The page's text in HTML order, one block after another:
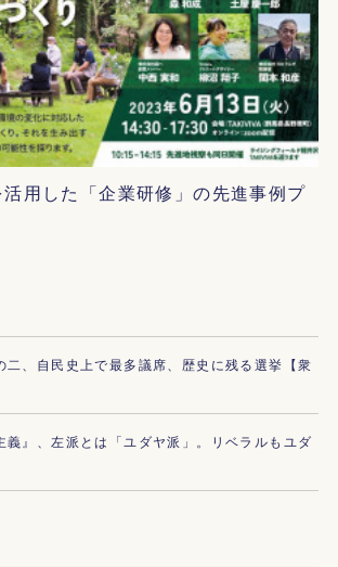
用した「企業研修」の先進事例プ
二、自民史上で最多議席、歴史に残る選挙【衆
義』、左派とは「ユダヤ派」。リベラルもユダ